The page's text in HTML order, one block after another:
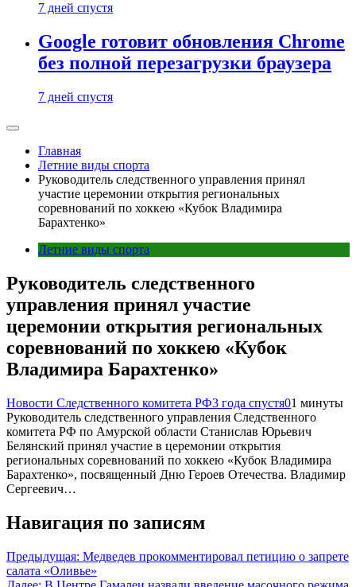
7 дней спустя
Google готовит обновления Chrome
без полной перезагрузки браузера
7 дней спустя
Главная
Летние виды спорта
Руководитель следственного управления принял
участие церемонии открытия региональных
соревнований по хоккею «Кубок Владимира
Барахтенко»
Летние виды спорта
Руководитель следственного
управления принял участие
церемонии открытия региональных
соревнований по хоккею «Кубок
Владимира Барахтенко»
Новости Следственного комитета РФ3 года спустя01 минуты
Руководитель следственного управления Следственного
комитета РФ по Амурской области Станислав Юрьевич
Белянский принял участие в церемонии открытия
региональных соревнований по хоккею «Кубок Владимира
Барахтенко», посвященный Дню Героев Отечества. Владимир
Сергеевич…
Навигация по записям
Предыдущая: Медведев прокомментировал петицию о запрете
салата «Оливье»